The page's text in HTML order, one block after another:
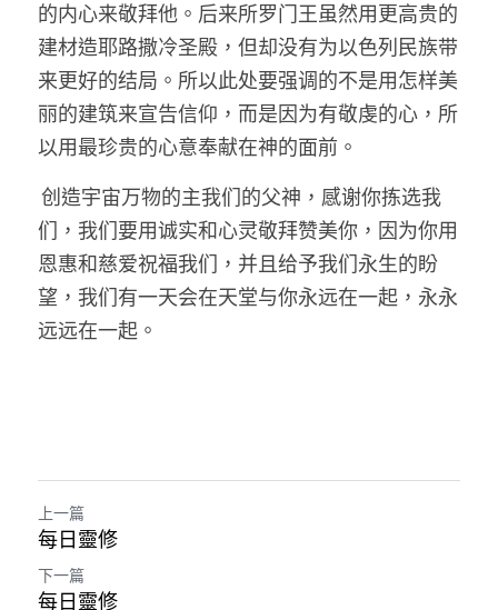
的内心来敬拜他。后来所罗门王虽然用更高贵的
建材造耶路撒冷圣殿，但却没有为以色列民族带
来更好的结局。所以此处要强调的不是用怎样美
丽的建筑来宣告信仰，而是因为有敬虔的心，所
以用最珍贵的心意奉献在神的面前。
们，我们要用诚实和心灵敬拜赞美你，因为你用
恩惠和慈爱祝福我们，并且给予我们永生的盼
望，我们有一天会在天堂与你永远在一起，永永
远远在一起。
上一篇
每日靈修
下一篇
每日靈修